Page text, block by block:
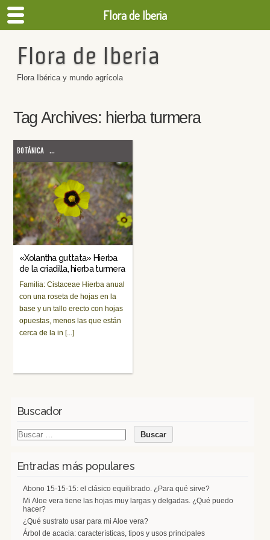
Flora de Iberia
Flora Ibérica y mundo agrícola
Tag Archives: hierba turmera
BOTÁNICA ...
«Xolantha guttata» Hierba
de la criadilla, hierba turmera
Familia: Cistaceae Hierba anual
con una roseta de hojas en la
base y un tallo erecto con hojas
opuestas, menos las que están
cerca de la in [...]
Buscador
Entradas más populares
Abono 15-15-15: el clásico equilibrado. ¿Para qué sirve?
Mi Aloe vera tiene las hojas muy largas y delgadas. ¿Qué puedo
hacer?
¿Qué sustrato usar para mi Aloe vera?
Árbol de acacia: características, tipos y usos principales
Flora de Iberia